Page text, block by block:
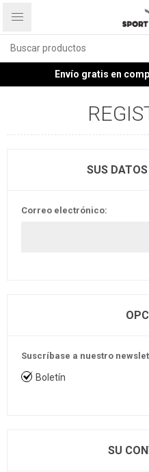
Envío gratis en
SUS
Correo electrónico:
Suscríbase a nuestro
Boletín
SU